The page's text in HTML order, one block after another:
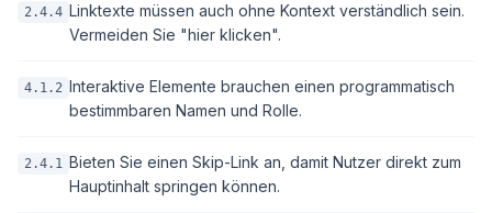
2.4.4 Linktexte müssen auch ohne Kontext verständlich sein.
Vermeiden Sie "hier klicken".
4.1.2 Interaktive Elemente brauchen einen programmatisch
bestimmbaren Namen und Rolle.
2.4.1 Bieten Sie einen Skip-Link an, damit Nutzer direkt zum
Hauptinhalt springen können.